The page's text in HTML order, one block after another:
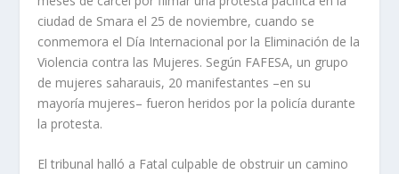
ciudad de Smara el 25 de noviembre, cuando se
conmemora el Día Internacional por la Eliminación de la
Violencia contra las Mujeres. Según FAFESA, un grupo
de mujeres saharauis, 20 manifestantes –en su
mayoría mujeres– fueron heridos por la policía durante
la protesta.
El tribunal halló a Fatal culpable de obstruir un camino